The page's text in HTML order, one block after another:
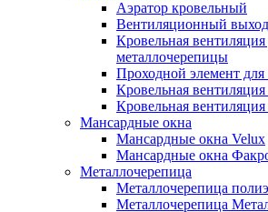
Аэратор кровельный
Вентиляционный
Кровельная вентиляция
металлочерепицы
Проходной элемент для
Кровельная
Кровельная
Мансардные окна
Мансардные окна Velux
Мансардные окна
Металлочерепица
Металлочерепица
Металлочерепица